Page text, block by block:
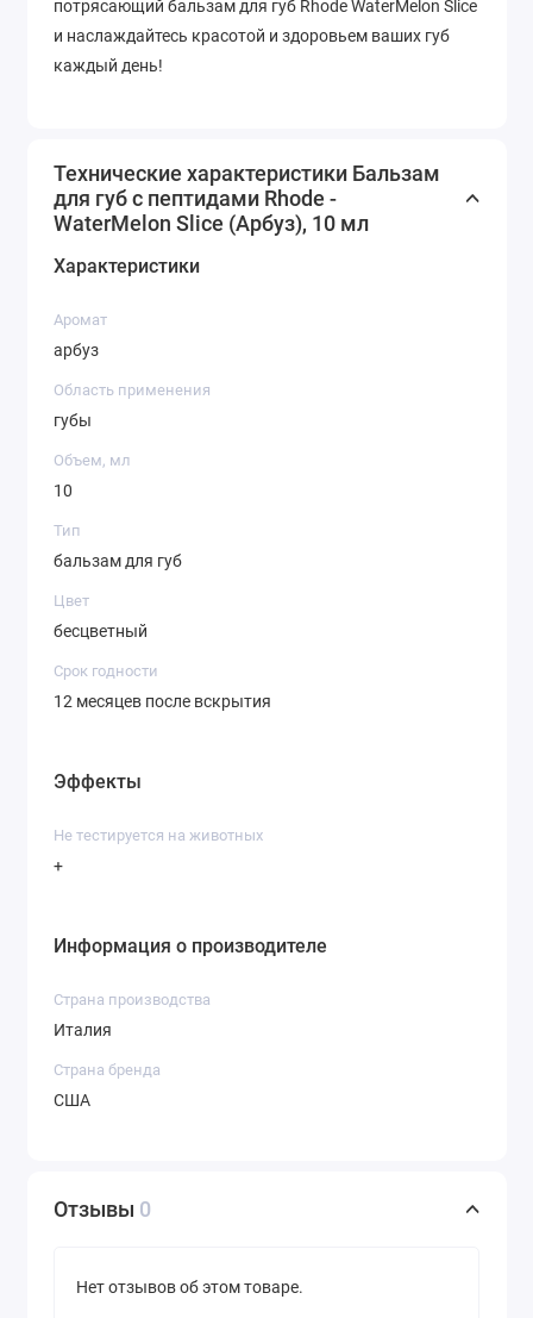
потрясающий бальзам для губ Rhode WaterMelon Slice
и наслаждайтесь красотой и здоровьем ваших губ
каждый день!
Технические характеристики Бальзам
для губ с пептидами Rhode -
WaterMelon Slice (Арбуз), 10 мл
Характеристики
Аромат
арбуз
Область применения
губы
Объем, мл
10
Тип
бальзам для губ
Цвет
бесцветный
Срок годности
12 месяцев после вскрытия
Эффекты
Не тестируется на животных
+
Информация о производителе
Страна производства
Италия
Страна бренда
США
Отзывы 0
Нет отзывов об этом товаре.